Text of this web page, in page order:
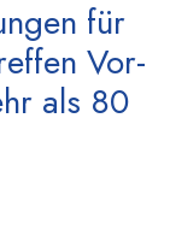
für
Vor-
als 80